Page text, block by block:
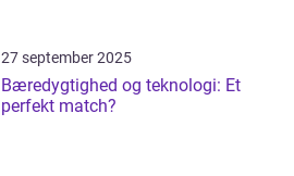
27 september 2025
Bæredygtighed og teknologi: Et
perfekt match?